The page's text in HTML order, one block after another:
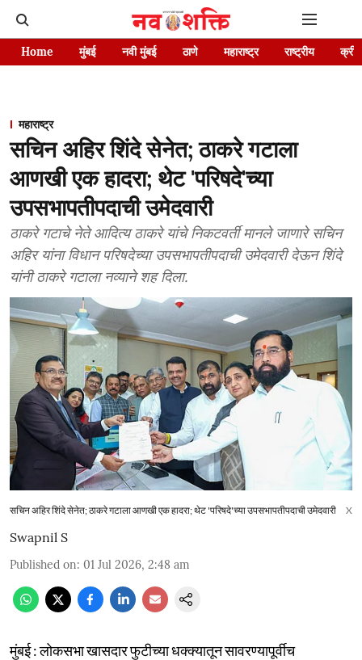
Home मुंबई नवी मुंबई ठाणे महाराष्ट्र राष्ट्रीय
महाराष्ट्र
सचिन अहिर शिंदे सेनेत; ठाकरे गटाला
आणखी एक हादरा; थेट 'परिषदे'च्या
उपसभापतीपदाची उमेदवारी
ठाकरे गटाचे नेते आदित्य ठाकरे यांचे निकटवर्ती मानले जाणारे सचिन
अहिर यांना विधान परिषदेच्या उपसभापतीपदाची उमेदवारी देऊन शिंदे
यांनी ठाकरे गटाला नव्याने शह दिला.
सचिन अहिर शिंदे सेनेत; ठाकरे गटाला आणखी एक हादरा; थेट 'परिषदे'च्या उपसभापतीपदाची उमेदवारी X
Swapnil S
Published on: 01 Jul 2026, 2:48 am
मुंबई : लोकसभा खासदार फुटीच्या धक्क्यातून सावरण्यापूर्वीच